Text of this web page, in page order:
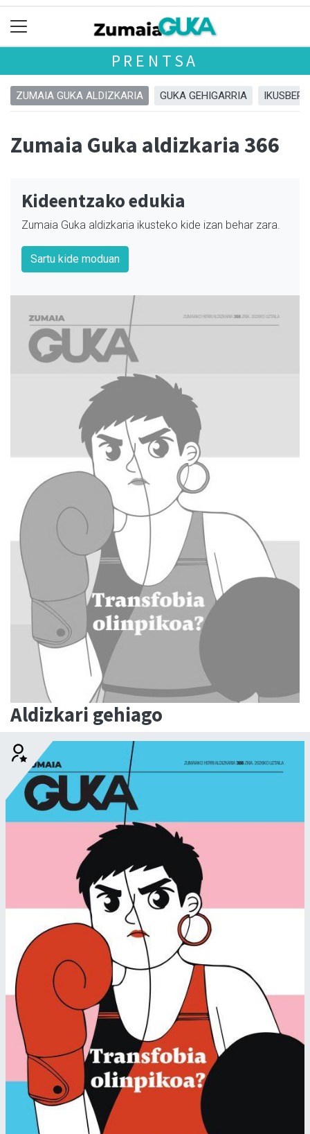
PRENTSA
ZUMAIA GUKA ALDIZKARIA GUKA GEHIGARRIA IKUSBERA
Zumaia Guka aldizkaria 366
Kideentzako edukia
Zumaia Guka aldizkaria ikusteko kide izan behar zara.
Sartu kide moduan
Aldizkari gehiago